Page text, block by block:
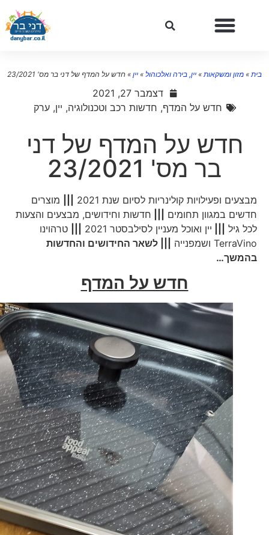
»מזון ומשקאות»יין, בירה ואלכוהול»יין »חדש על המדף של דני בר מס' 23/2021
דצמבר 27, 2021
חדש על המדף,חדשות רכב וטכנולוגיה,יין,ערק
חדש על המדף של דני
בר מס' 23/2021
מבצעים ופעילויות קולינריות לסיום שנת 2021 |||
מוצרים
חדשים במגוון תחומים|||
חדשות וחידושים, מבצעים והצעות
לכל גיל||| יין ואוכל מעניין לסילבסטר 2021 |||
טרהוינו
TerraVino ושמפנייה
||| לשאר החידושים והחדשות
בהמשך…
חדש על המדף